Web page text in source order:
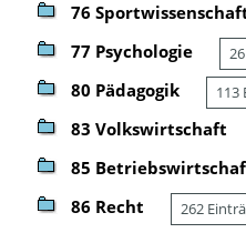
76
77 Psychologie
80 Pädagogik 113
83 Volkswirtschaft
85
86 Recht 262